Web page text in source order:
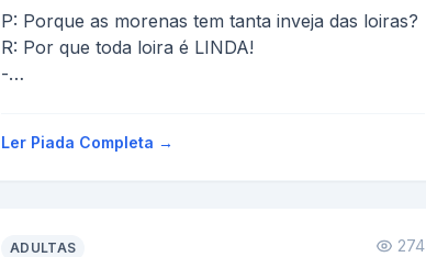
P: Porque as morenas tem tanta inveja das loiras?
R: Por que toda loira é LINDA!
-
Ler Piada Completa →
ADULTAS 274